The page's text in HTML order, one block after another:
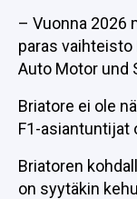
– Vuonna 2026
paras
Auto Motor und
Briatore ei ole
F1-asiantuntijat
Briatoren
on syytäkin